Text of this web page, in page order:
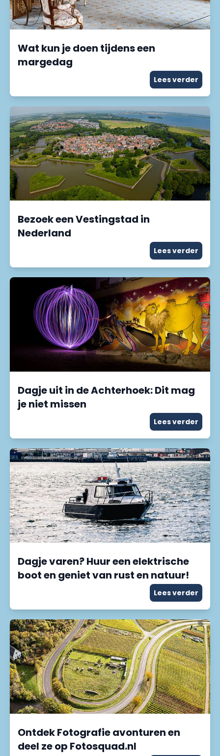
Wat kun je doen tijdens een
margedag
Lees verder
Bezoek een Vestingstad in
Nederland
Lees verder
Dagje uit in de Achterhoek: Dit mag
je niet missen
Lees verder
Dagje varen? Huur een elektrische
boot en geniet van rust en natuur!
Lees verder
Ontdek Fotografie avonturen en
deel ze op Fotosquad.nl